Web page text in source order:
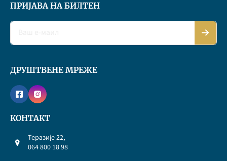
ПРИЈАВА НА БИЛТЕН
ДРУШТВЕНЕ МРЕЖЕ
КОНТАКТ
Теразије 22,
064 800 18 98